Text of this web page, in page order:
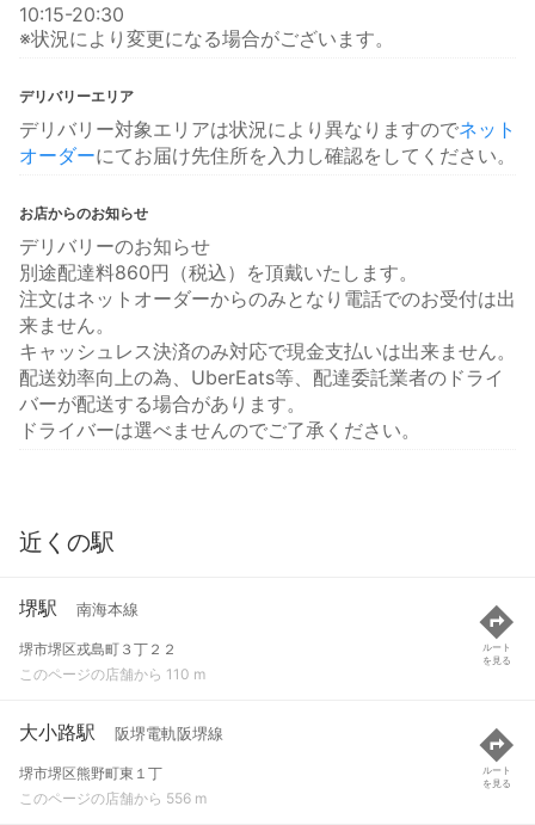
10:15-20:30
※状況により変更になる場合がございます。
デリバリーエリア
デリバリー対象エリアは状況により異なりますのでネット
オーダーにてお届け先住所を入力し確認をしてください。
お店からのお知らせ
デリバリーのお知らせ
別途配達料860円（税込）を頂戴いたします。
注文はネットオーダーからのみとなり電話でのお受付は出
来ません。
キャッシュレス決済のみ対応で現金支払いは出来ません。
配送効率向上の為、UberEats等、配達委託業者のドライ
バーが配送する場合があります。
ドライバーは選べませんのでご了承ください。
近くの駅
堺駅 南海本線
堺市堺区戎島町３丁２２
このページの店舗から 110 m
ルート
を見る
大小路駅 阪堺電軌阪堺線
堺市堺区熊野町東１丁
このページの店舗から 556 m
ルート
を見る